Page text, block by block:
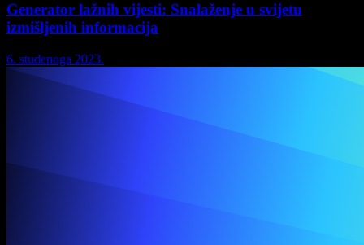
Generator lažnih vijesti: Snalaženje u svijetu
izmišljenih informacija
6. studenoga 2023.